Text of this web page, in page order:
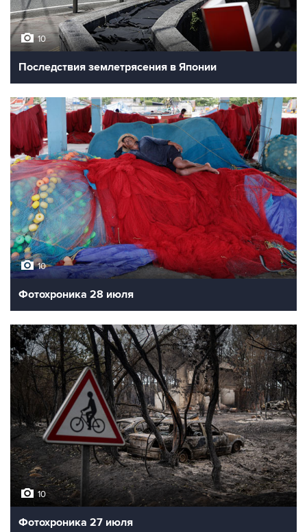
10
Последствия землетрясения в Японии
10
Фотохроника 28 июля
10
Фотохроника 27 июля